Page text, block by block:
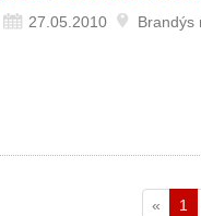
27.05.2010 Brandýs
« 1